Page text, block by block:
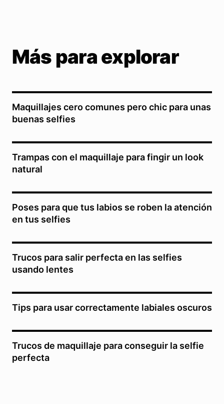
Más para explorar
Maquillajes cero comunes pero chic para unas
buenas selfies
Trampas con el maquillaje para fingir un look
natural
Poses para que tus labios se roben la atención
en tus selfies
Trucos para salir perfecta en las selfies
usando lentes
Tips para usar correctamente labiales oscuros
Trucos de maquillaje para conseguir la selfie
perfecta